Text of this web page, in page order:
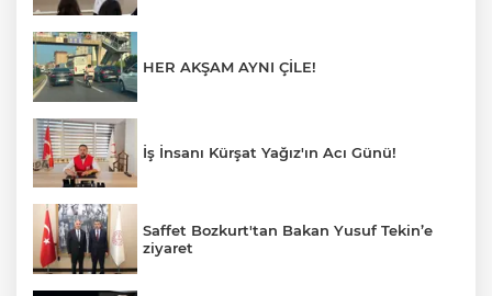
HER AKŞAM AYNI ÇİLE!
İş İnsanı Kürşat Yağız'ın Acı Günü!
Saffet Bozkurt'tan Bakan Yusuf Tekin’e
ziyaret